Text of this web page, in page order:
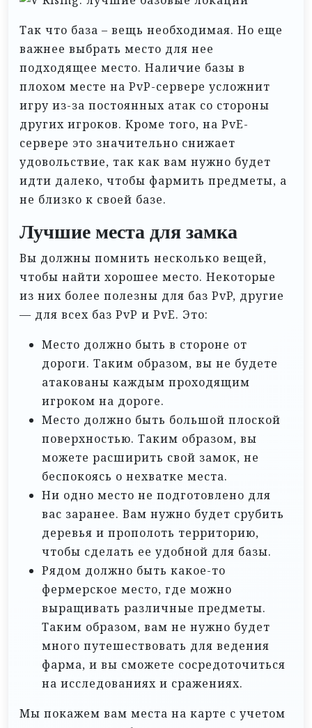
Так что база – вещь необходимая. Но еще
важнее выбрать место для нее
подходящее место. Наличие базы в
плохом месте на PvP-сервере усложнит
игру из-за постоянных атак со стороны
других игроков. Кроме того, на PvE-
сервере это значительно снижает
удовольствие, так как вам нужно будет
идти далеко, чтобы фармить предметы, а
не близко к своей базе.
Лучшие места для замка
Вы должны помнить несколько вещей,
чтобы найти хорошее место. Некоторые
из них более полезны для баз PvP, другие
— для всех баз PvP и PvE. Это:
Место должно быть в стороне от
дороги. Таким образом, вы не будете
атакованы каждым проходящим
игроком на дороге.
Место должно быть большой плоской
поверхностью. Таким образом, вы
можете расширить свой замок, не
беспокоясь о нехватке места.
Ни одно место не подготовлено для
вас заранее. Вам нужно будет срубить
деревья и прополоть территорию,
чтобы сделать ее удобной для базы.
Рядом должно быть какое-то
фермерское место, где можно
выращивать различные предметы.
Таким образом, вам не нужно будет
много путешествовать для ведения
фарма, и вы сможете сосредоточиться
на исследованиях и сражениях.
Мы покажем вам места на карте с учетом